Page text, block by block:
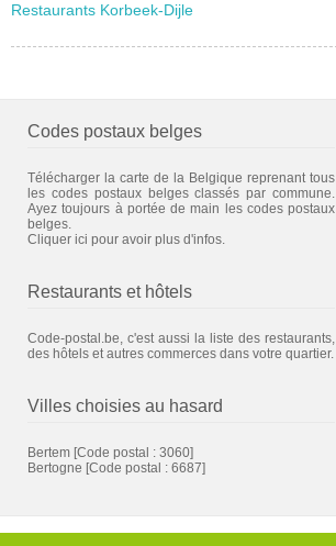
Restaurants Korbeek-Dijle
Codes postaux belges
Télécharger la carte de la Belgique reprenant tous
les codes postaux belges classés par commune.
Ayez toujours à portée de main les codes postaux
belges.
Cliquer ici pour avoir plus d'infos.
Restaurants et hôtels
Code-postal.be, c'est aussi la liste des restaurants,
des hôtels et autres commerces dans votre quartier.
Villes choisies au hasard
Bertem [Code postal : 3060]
Bertogne [Code postal : 6687]